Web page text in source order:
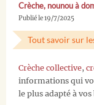
Crèche, nounou à
Publié le 19/7/2025
Tout savoir sur
Crèche collective,
informations qui
le plus adapté à vos